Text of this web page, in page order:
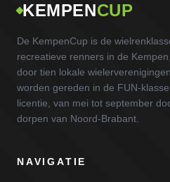
KEMPENCUP
De KempenCup is de
recreatieve renners in de
door tien lokale
worden gereden in de FUN-
licentie, van mei tot september
dorpen van Noord-Brabant.
NAVIGATIE